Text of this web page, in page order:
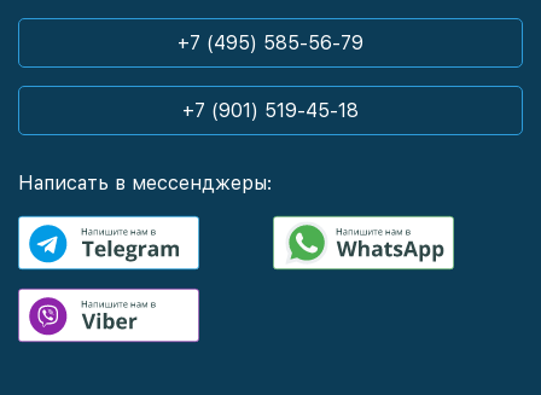
+7 (495) 585-56-79
+7 (901) 519-45-18
Написать в мессенджеры: